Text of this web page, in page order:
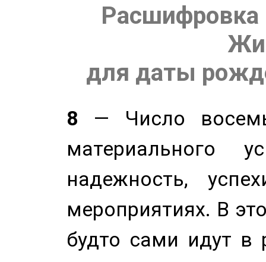
Расшифровка
для даты
8 — Число
материального
надежность,
мероприятиях. В
будто сами идут в